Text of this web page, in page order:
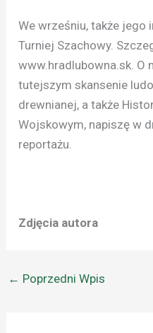
We wrześniu, także jego
Turniej Szachowy.
www.hradlubowna.sk. O
tutejszym skansenie
drewnianej, a także
Wojskowym, napiszę w
reportażu.
Zdjęcia autora
← Poprzedni Wpis